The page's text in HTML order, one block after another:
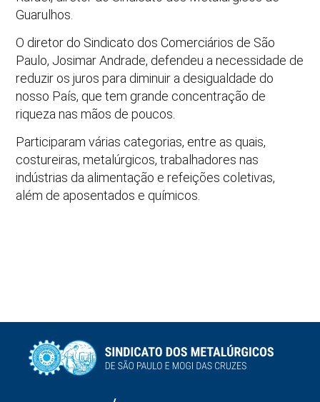
Guarulhos.
O diretor do Sindicato dos Comerciários de São
Paulo, Josimar Andrade, defendeu a necessidade de
reduzir os juros para diminuir a desigualdade do
nosso País, que tem grande concentração de
riqueza nas mãos de poucos.
Participaram várias categorias, entre as quais,
costureiras, metalúrgicos, trabalhadores nas
indústrias da alimentação e refeições coletivas,
além de aposentados e químicos.